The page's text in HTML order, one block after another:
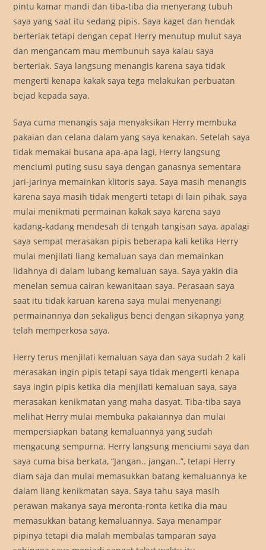
pintu kamar mandi dan tiba-tiba dia menyerang tubuh
saya yang saat itu sedang pipis. Saya kaget dan hendak
berteriak tetapi dengan cepat Herry menutup mulut saya
dan mengancam mau membunuh saya kalau saya
berteriak. Saya langsung menangis karena saya tidak
mengerti kenapa kakak saya tega melakukan perbuatan
bejad kepada saya.
Saya cuma menangis saja menyaksikan Herry membuka
pakaian dan celana dalam yang saya kenakan. Setelah saya
tidak memakai busana apa-apa lagi, Herry langsung
menciumi puting susu saya dengan ganasnya sementara
jari-jarinya memainkan klitoris saya. Saya masih menangis
karena saya masih tidak mengerti tetapi di lain pihak, saya
mulai menikmati permainan kakak saya karena saya
kadang-kadang mendesah di tengah tangisan saya, apalagi
saya sempat merasakan pipis beberapa kali ketika Herry
mulai menjilati liang kemaluan saya dan memainkan
lidahnya di dalam lubang kemaluan saya. Saya yakin dia
menelan semua cairan kewanitaan saya. Perasaan saya
saat itu tidak karuan karena saya mulai menyenangi
permainannya dan sekaligus benci dengan sikapnya yang
telah memperkosa saya.
Herry terus menjilati kemaluan saya dan saya sudah 2 kali
merasakan ingin pipis tetapi saya tidak mengerti kenapa
saya ingin pipis ketika dia menjilati kemaluan saya, saya
merasakan kenikmatan yang maha dasyat. Tiba-tiba saya
melihat Herry mulai membuka pakaiannya dan mulai
mempersiapkan batang kemaluannya yang sudah
mengacung sempurna. Herry langsung menciumi saya dan
saya cuma bisa berkata, “Jangan.. jangan..”, tetapi Herry
diam saja dan mulai memasukkan batang kemaluannya ke
dalam liang kenikmatan saya. Saya tahu saya masih
perawan makanya saya meronta-ronta ketika dia mau
memasukkan batang kemaluannya. Saya menampar
pipinya tetapi dia malah membalas tamparan saya